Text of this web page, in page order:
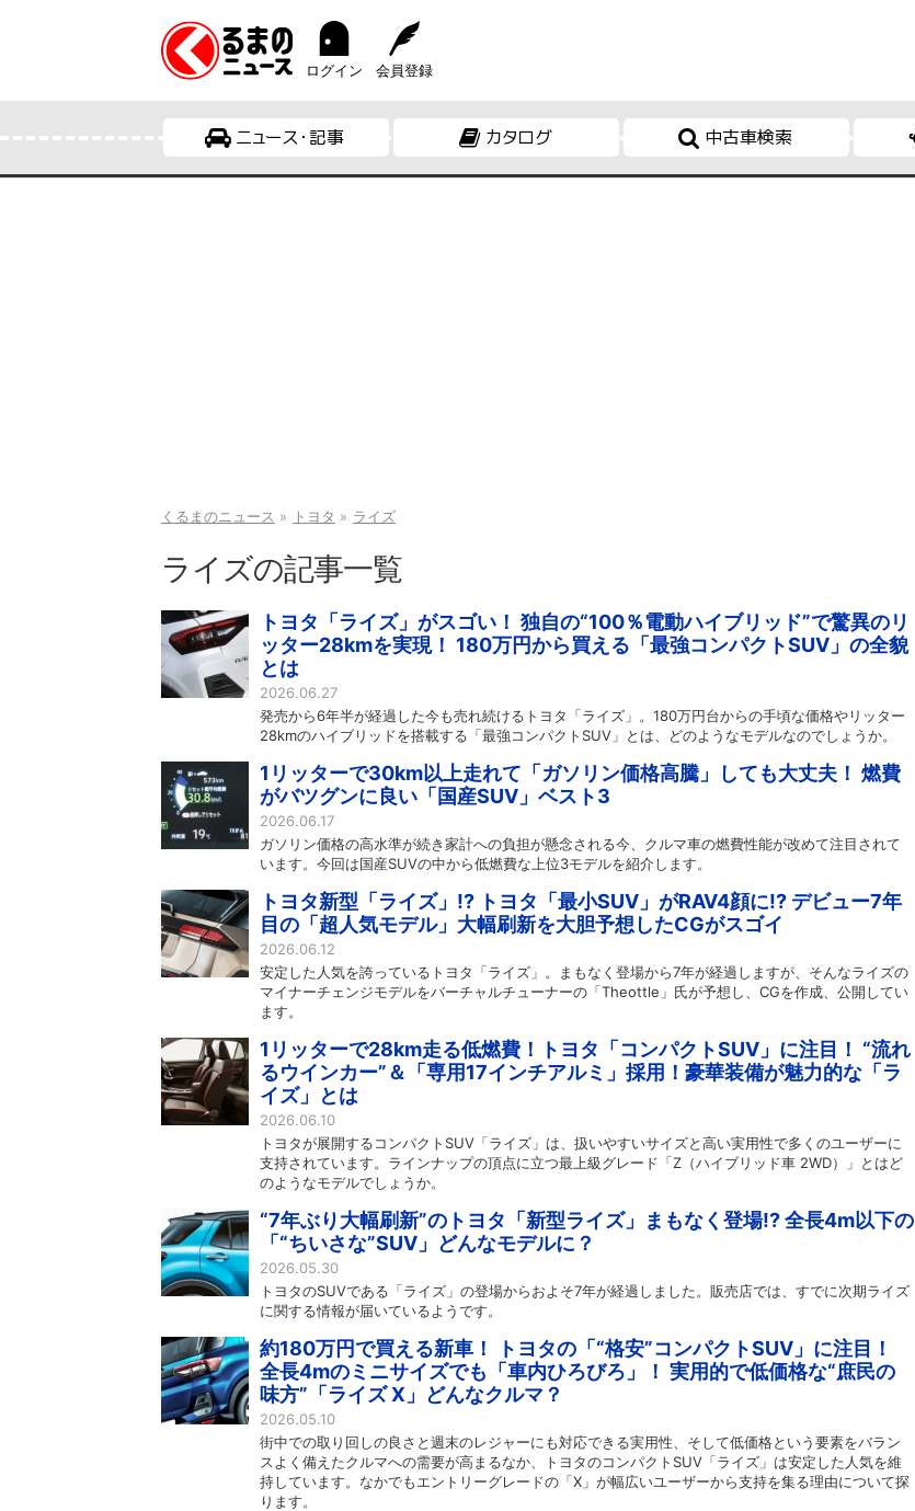
ログイン 会員登録
ニュース・記事 カタログ 中古車検索
くるまのニュース トヨタ ライズ
ライズの記事一覧
トヨタ「ライズ」がスゴい！ 独自の“100％電動ハイブリッド”で驚異のリ
ッター28kmを実現！ 180万円から買える「最強コンパクトSUV」の全貌
とは
2026.06.27
発売から6年半が経過した今も売れ続けるトヨタ「ライズ」。180万円台からの手頃な価格やリッター
28kmのハイブリッドを搭載する「最強コンパクトSUV」とは、どのようなモデルなのでしょうか。
1リッターで30km以上走れて「ガソリン価格高騰」しても大丈夫！ 燃費
がバツグンに良い「国産SUV」ベスト3
2026.06.17
ガソリン価格の高水準が続き家計への負担が懸念される今、クルマ車の燃費性能が改めて注目されて
います。今回は国産SUVの中から低燃費な上位3モデルを紹介します。
トヨタ新型「ライズ」!? トヨタ「最小SUV」がRAV4顔に!? デビュー7年
目の「超人気モデル」大幅刷新を大胆予想したCGがスゴイ
2026.06.12
安定した人気を誇っているトヨタ「ライズ」。まもなく登場から7年が経過しますが、そんなライズの
マイナーチェンジモデルをバーチャルチューナーの「Theottle」氏が予想し、CGを作成、公開してい
ます。
1リッターで28km走る低燃費！トヨタ「コンパクトSUV」に注目！ “流れ
るウインカー”＆「専用17インチアルミ」採用！豪華装備が魅力的な「ラ
イズ」とは
2026.06.10
トヨタが展開するコンパクトSUV「ライズ」は、扱いやすいサイズと高い実用性で多くのユーザーに
支持されています。ラインナップの頂点に立つ最上級グレード「Z（ハイブリッド車 2WD）」とはど
のようなモデルでしょうか。
“7年ぶり大幅刷新”のトヨタ「新型ライズ」まもなく登場!? 全長4m以下の
「“ちいさな”SUV」どんなモデルに？
2026.05.30
トヨタのSUVである「ライズ」の登場からおよそ7年が経過しました。販売店では、すでに次期ライズ
に関する情報が届いているようです。
約180万円で買える新車！ トヨタの「“格安”コンパクトSUV」に注目！
全長4mのミニサイズでも「車内ひろびろ」！ 実用的で低価格な“庶民の
味方”「ライズ X」どんなクルマ？
2026.05.10
街中での取り回しの良さと週末のレジャーにも対応できる実用性、そして低価格という要素をバラン
スよく備えたクルマへの需要が高まるなか、トヨタのコンパクトSUV「ライズ」は安定した人気を維
持しています。なかでもエントリーグレードの「X」が幅広いユーザーから支持を集る理由について探
ります。